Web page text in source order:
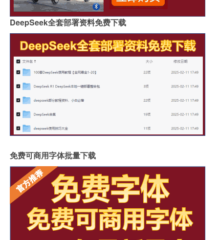
DeepSeek全套部署资料免费下载
免费可商用字体批量下载